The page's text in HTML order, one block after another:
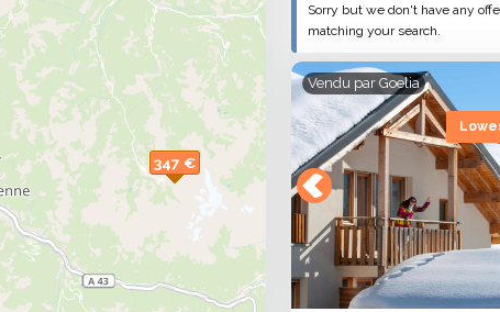
347 €
Sorry but we don't have any
matching your search.
Vendu parGoelia